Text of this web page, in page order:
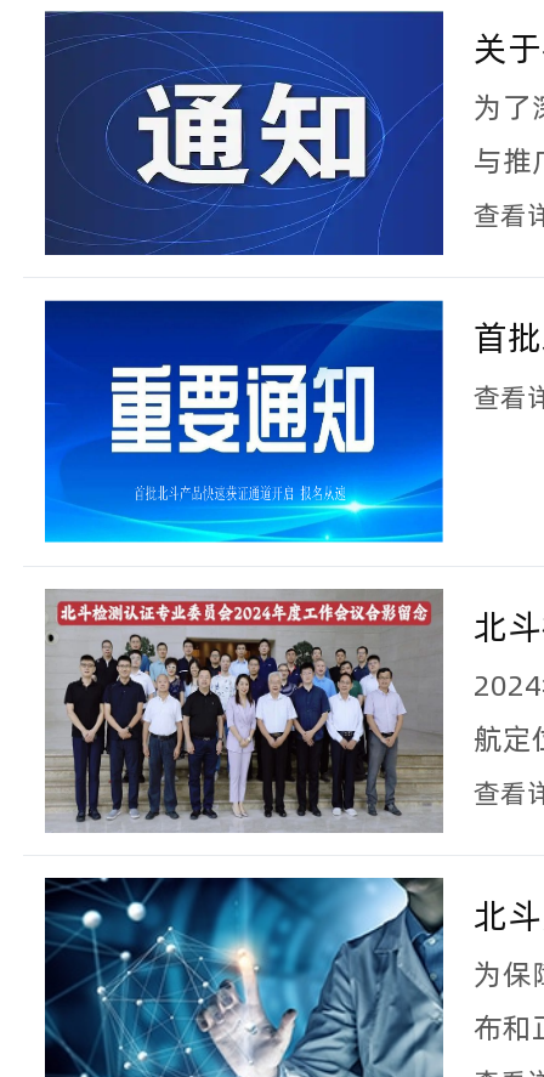
关
系
范
班
为了
与推
斗标
国卫
认证
卫
标准
新标
查看
首
启
查看
北
顺
航定
委员
都顺
查看
北
式
来
为保
布和